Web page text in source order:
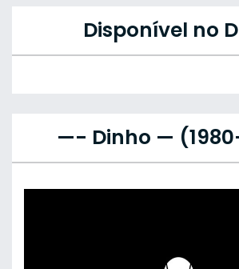
Disponível no
—- Dinho —